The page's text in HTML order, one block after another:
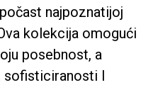
najpoznatijoj
kolekcija omogući
posebnost, a
sofisticiranosti I